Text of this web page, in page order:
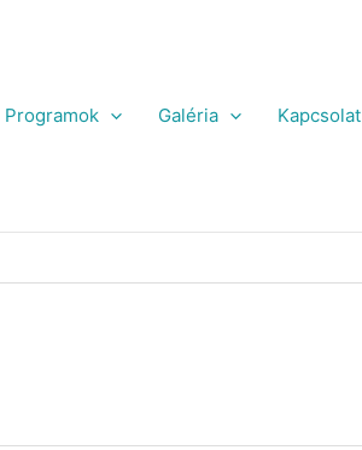
Programok Galéria Kapcsolat